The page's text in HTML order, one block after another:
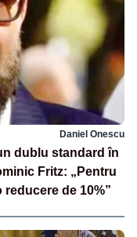
Daniel Onescu
dublu standard în
Fritz: „Pentru
de 10%”